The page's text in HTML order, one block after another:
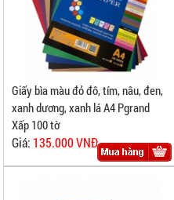
Giấy bìa màu đỏ đô, tím, nâu, đen,
xanh dương, xanh lá A4 Pgrand
Xấp 100 tờ
Giá: 135.000 VNĐ